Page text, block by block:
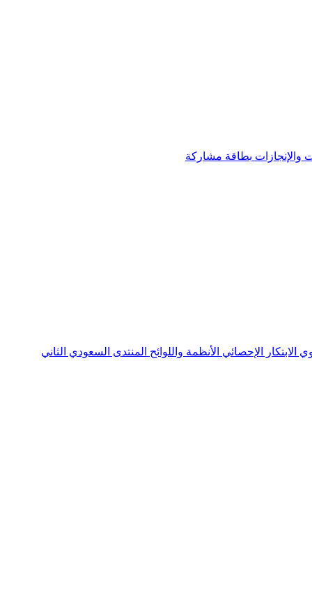
والإنجازات بطاقة مشاركة
الابتكار الإحصائي الأنظمة واللوائح المنتدى السعودي الثاني